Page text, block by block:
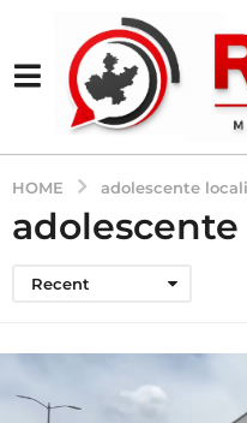
HOME adolescente
Recent